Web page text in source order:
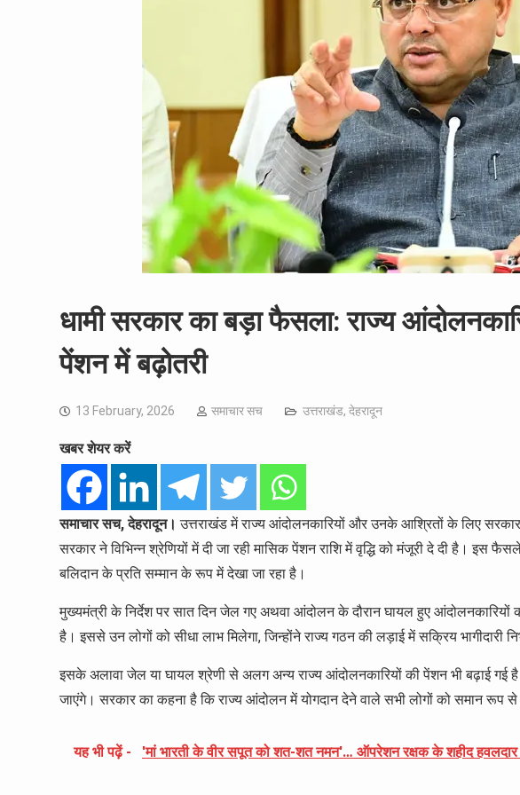
धामी सरकार का बड़ा फैसला: राज्य
पेंशन में बढ़ोतरी
13 February, 2026 समाचार सच उत्तराखंड, देहरादून
खबर शेयर करें
समाचार सच, देहरादून।उत्तराखंड में राज्य आंदोलनकारियों और उनके आश्रितों के लिए सरकार
सरकार ने विभिन्न श्रेणियों में दी जा रही मासिक पेंशन राशि में वृद्धि को मंजूरी दे दी है। इस
बलिदान के प्रति सम्मान के रूप में देखा जा रहा है।
मुख्यमंत्री के निर्देश पर सात दिन जेल गए अथवा आंदोलन के दौरान घायल हुए
है। इससे उन लोगों को सीधा लाभ मिलेगा, जिन्होंने राज्य गठन की लड़ाई में सक्रिय भागीदारी
इसके अलावा जेल या घायल श्रेणी से अलग अन्य राज्य आंदोलनकारियों की पेंशन भी बढ़ाई गई
जाएंगे। सरकार का कहना है कि राज्य आंदोलन में योगदान देने वाले सभी लोगों को समान रूप से
यह भी पढ़ें - 'मां भारती के वीर सपूत को शत-शत नमन'… ऑपरेशन रक्षक के शहीद